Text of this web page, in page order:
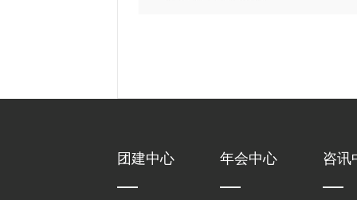
团建中心 年会中心 咨讯